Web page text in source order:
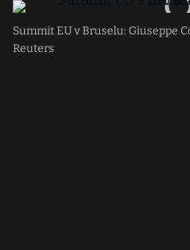
Summit EU v Bruselu: Giuseppe
Reuters